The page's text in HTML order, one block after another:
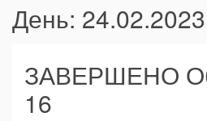
День: 24.02.2023
ЗАВЕРШЕНО
16